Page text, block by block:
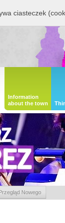
Information
about the town
Nowego
ciasteczek